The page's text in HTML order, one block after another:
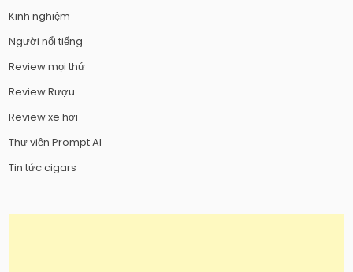
Kinh nghiệm
Người nổi tiếng
Review mọi thứ
Review Rượu
Review xe hơi
Thư viện Prompt AI
Tin tức cigars